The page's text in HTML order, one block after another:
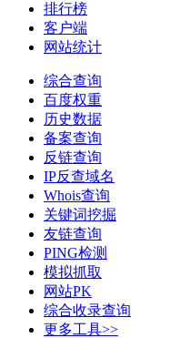
排行榜
客户端
网站统计
综合查询
百度权重
历史数据
备案查询
反链查询
IP反查域名
Whois查询
关键词挖掘
友链查询
PING检测
模拟抓取
网站PK
综合收录查询
更多工具>>